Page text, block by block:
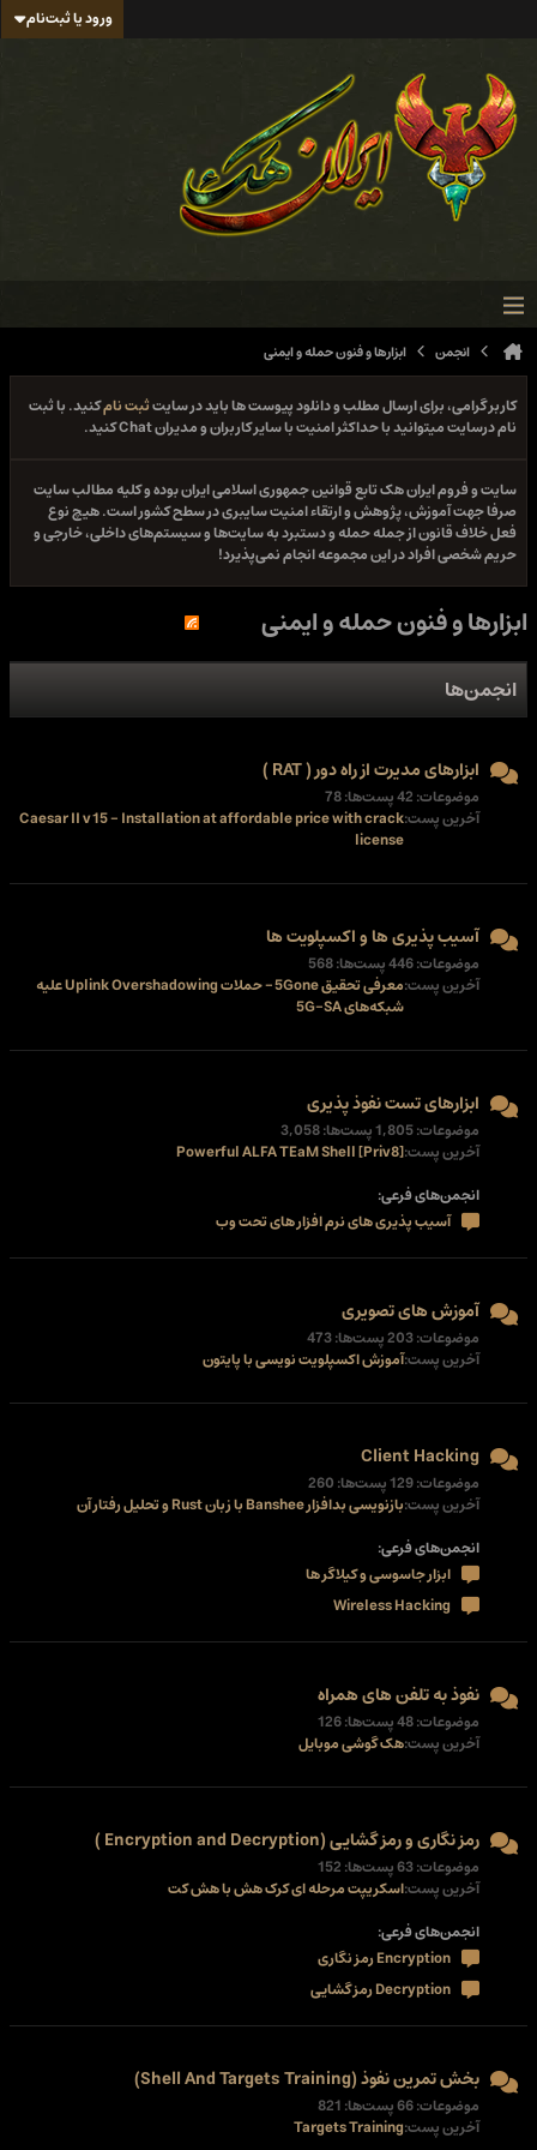
ورود یا ثبت‌نام
انجمن ابزارها و فنون حمله و ایمنی
کاربر گرامی، برای ارسال مطلب و دانلود پیوست ها باید در سایتثبت نامکنید. با ثبت
نام درسایت میتوانید با حداکثر امنیت با سایر کاربران و مدیران Chat کنید.
سایت و فروم ایران هک تابع قوانین جمهوری اسلامی ایران بوده و کلیه مطالب سایت
صرفا جهت آموزش، پژوهش و ارتقاء امنیت سایبری در سطح کشور است. هیچ نوع
فعل خلاف قانون از جمله حمله و دستبرد به سایت‌ها و سیستم‌های داخلی، خارجی و
حریم شخصی افراد در این مجموعه انجام نمی‌پذیرد!
ابزارها و فنون حمله و ایمنی
انجمن‌ها
ابزارهای مدیرت از راه دور ( RAT )
موضوعات: 42 پست‌ها: 78
آخرین پست:Caesar II v15 - Installation at affordable price with crack
license
آسیب پذیری ها و اکسپلویت ها
موضوعات: 446 پست‌ها: 568
آخرین پست:
معرفی تحقیق 5Gone – حملات Uplink Overshadowing علیه
شبکه‌های 5G-SA
ابزارهای تست نفوذ پذیری
موضوعات: 1,805 پست‌ها: 3,058
آخرین پست:Powerful ALFA TEaM Shell [Priv8]
انجمن‌های فرعی:
آسیب پذیری های نرم افزار های تحت وب
آموزش های تصویری
موضوعات: 203 پست‌ها: 473
آخرین پست:آموزش اکسپلویت نویسی با پایتون
Client Hacking
موضوعات: 129 پست‌ها: 260
آخرین پست:بازنویسی بدافزار Banshee با زبان Rust و تحلیل رفتار آن
انجمن‌های فرعی:
ابزار جاسوسی و کیلاگر ها
Wireless Hacking
نفوذ به تلفن های همراه
موضوعات: 48 پست‌ها: 126
آخرین پست:هک گوشی موبایل
رمز نگاری و رمز گشایی (Encryption and Decryption )
موضوعات: 63 پست‌ها: 152
آخرین پست:اسکریپت مرحله ای کرک هش با هش کت
انجمن‌های فرعی:
Encryption رمز نگاری
Decryption رمز گشایی
بخش تمرین نفوذ (Shell And Targets Training)
موضوعات: 66 پست‌ها: 821
آخرین پست:Targets Training